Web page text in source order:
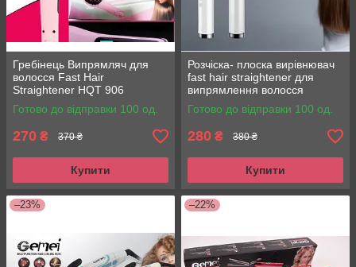
Гребінець Випрямляч для
волосся Fast Hair
Straightener HQT 906
Готово до відправки 100 од.
270 ₴ 370 ₴
Купити
Розчіска- плоска вирівнювач
fast hair straightener для
випрямлення волосся
Готово до відправки 100 од.
280 ₴ 380 ₴
Купити
–23% –22%